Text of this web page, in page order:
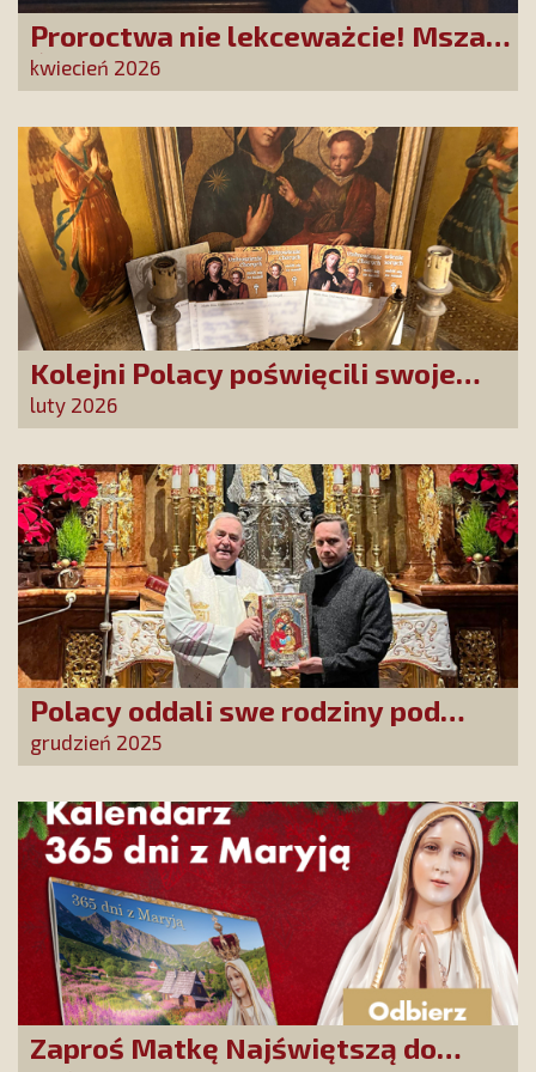
Proroctwa nie lekceważcie! Msza
Święta na Jasnej Górze –
dziękujemy za Waszą obecność!
kwiecień 2026
Kolejni Polacy poświęcili swoje
sprawy Matce Bożej Uzdrowienie
Chorych!
luty 2026
Polacy oddali swe rodziny pod
opiekę Najświętszej Rodziny!
grudzień 2025
Zaproś Matkę Najświętszą do